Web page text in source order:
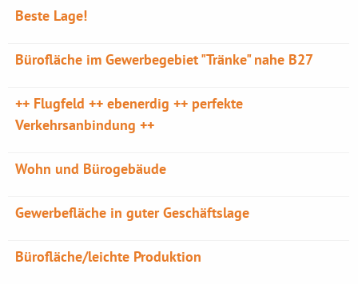
Beste Lage!
Bürofläche im Gewerbegebiet "Tränke" nahe B27
++ Flugfeld ++ ebenerdig ++ perfekte
Verkehrsanbindung ++
Wohn und Bürogebäude
Gewerbefläche in guter Geschäftslage
Bürofläche/leichte Produktion